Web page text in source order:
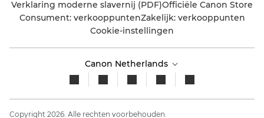
Verklaring moderne slavernij (PDF)Officiële Canon Store
Consument: verkooppuntenZakelijk: verkooppunten
Cookie-instellingen
Canon Netherlands
Copyright 2026. Alle rechten voorbehouden.